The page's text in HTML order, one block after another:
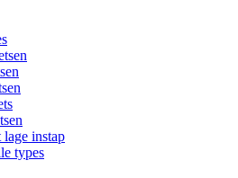
lage instap
types